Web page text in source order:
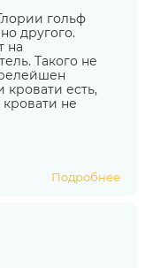
гольф
другого.
на
Такого не
кровати есть,
не
Подробнее